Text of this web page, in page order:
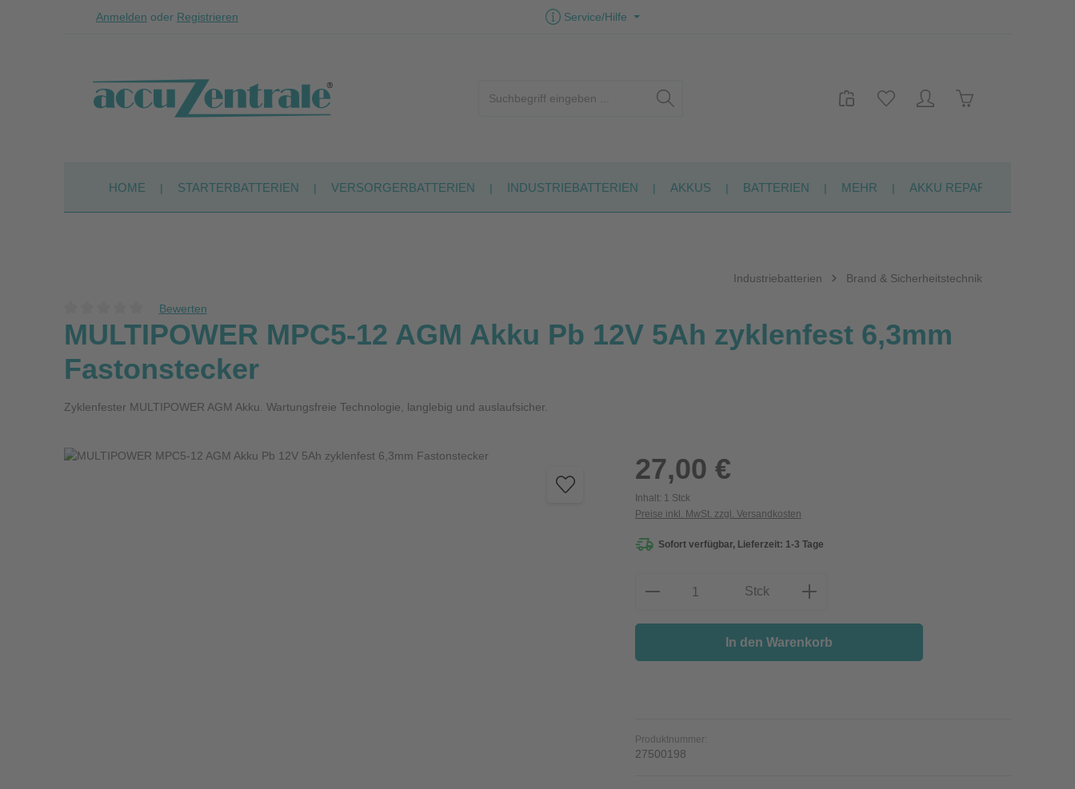
Zum Hauptinhalt springen
Zur Suche springen
Zur Hauptnavigation springen
Anmelden oder Registrieren Service/Hilfe
HOME STARTERBATTERIEN VERSORGERBATTERIEN INDUSTRIEBATTERIEN AKKUS BATTERIEN MEHR AKKU REPARATUR
Industriebatterien Brand & Sicherheitstechnik
Durchschnittliche Bewertung von 0 von 5 Sternen
Bewerten
MULTIPOWER MPC5-12 AGM Akku Pb 12V 5Ah zyklenfest 6,3mm
Fastonstecker
Zyklenfester MULTIPOWER AGM Akku. Wartungsfreie Technologie, langlebig und auslaufsicher.
Bildergalerie überspringen 27,00 €
Inhalt: 1 Stck
Preise inkl. MwSt. zzgl. Versandkosten
Sofort verfügbar, Lieferzeit: 1-3 Tage
Produkt Anzahl: Gib den gewünschten Wert ein
Stck
In den Warenkorb
Produktnummer:
27500198